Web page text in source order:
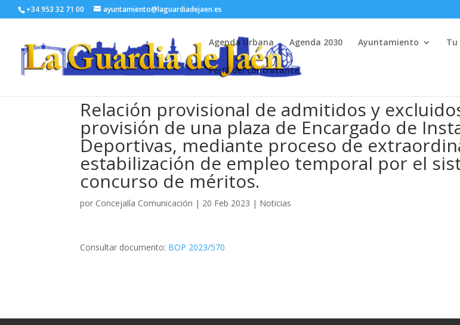
+34 953 32 71 00 ayuntamiento@laguardiadejaen.es
Agenda Urbana Agenda 2030 Ayuntamiento Tu
Perfil del contratante
Relación provisional de admitidos y
provisión de una plaza de Encargado de
Deportivas, mediante proceso de
estabilización de empleo temporal por el
concurso de méritos.
por Concejalía Comunicación | 20 Feb 2023 | Noticias
Consultar documento: BOP 2023/570